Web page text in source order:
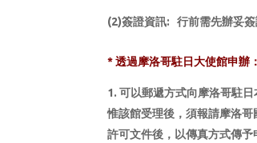
(2)簽證資訊:行前需先辦妥
* 透過摩洛哥駐日大使館申辦：
可以郵遞方式向摩洛哥駐日
惟該館受理後，須報請摩洛
許可文件後，以傳真方式傳